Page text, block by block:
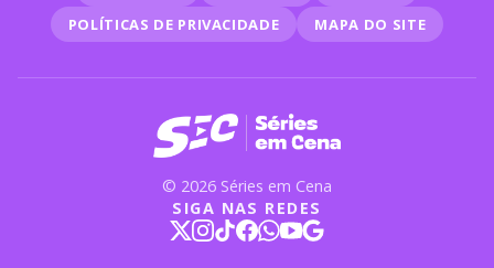
POLÍTICAS DE PRIVACIDADE
MAPA DO SITE
© 2026 Séries em Cena
SIGA NAS REDES